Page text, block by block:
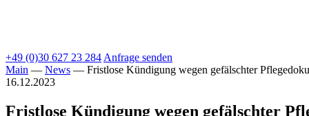
+49 (0)30 627 23 284 Anfrage senden
Main — News — Fristlose Kündigung wegen gefälschter
16.12.2023
Fristlose Kündigung wegen gefälschter